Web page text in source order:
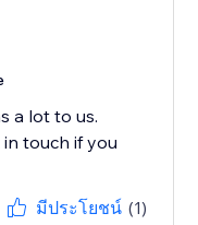
a lot to us.
touch if you
มีประโยชน์ (1)